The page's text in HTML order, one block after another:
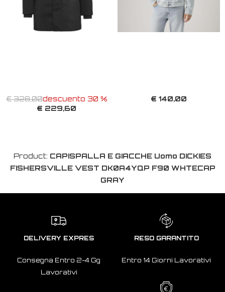
€ 328,00descuento 30 %
€ 229,60
€ 140,00
Product: CAPISPALLA E GIACCHE Uomo DICKIES
FISHERSVILLE VEST DK0A4YQP F90 WHTECAP
GRAY
DELIVERY EXPRES
Consegna Entro 2-4 Gg
Lavorativi
RESO GARANTITO
Entro 14 Giorni Lavorativi